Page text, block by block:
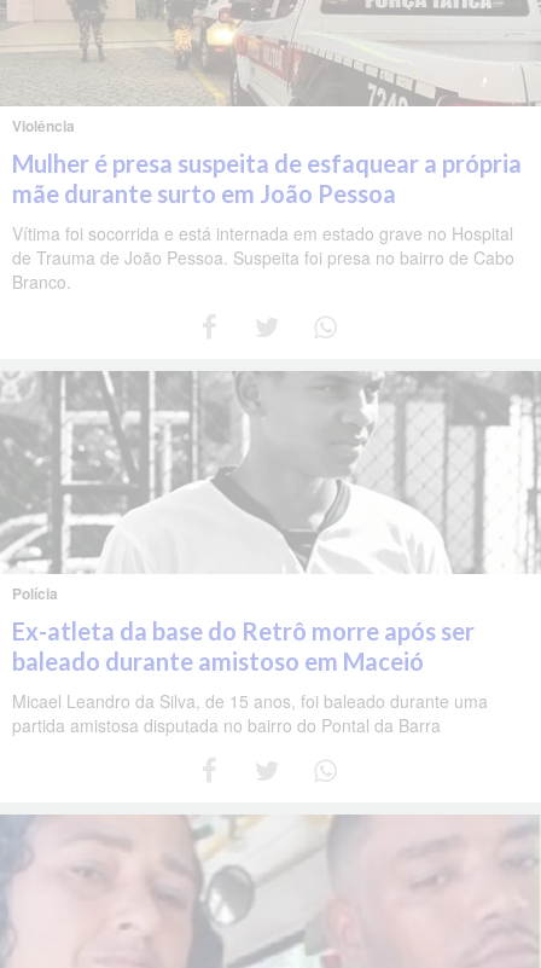
Violência
Mulher é presa suspeita de esfaquear a própria
mãe durante surto em João Pessoa
Vítima foi socorrida e está internada em estado grave no Hospital
de Trauma de João Pessoa. Suspeita foi presa no bairro de Cabo
Branco.
Polícia
Ex-atleta da base do Retrô morre após ser
baleado durante amistoso em Maceió
Micael Leandro da Silva, de 15 anos, foi baleado durante uma
partida amistosa disputada no bairro do Pontal da Barra